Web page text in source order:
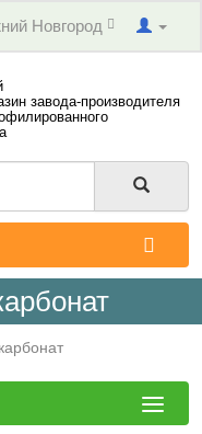
Новгород
завода-производителя